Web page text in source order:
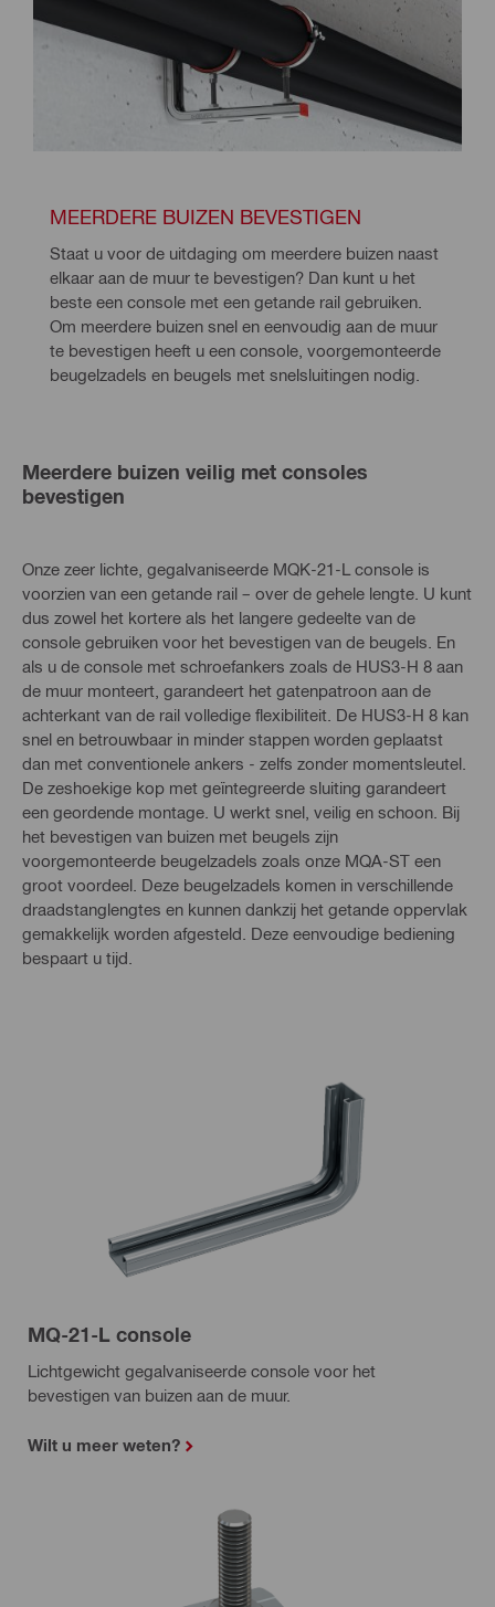
MEERDERE BUIZEN BEVESTIGEN
Staat u voor de uitdaging om meerdere buizen naast
elkaar aan de muur te bevestigen? Dan kunt u het
beste een console met een getande rail gebruiken.
Om meerdere buizen snel en eenvoudig aan de muur
te bevestigen heeft u een console, voorgemonteerde
beugelzadels en beugels met snelsluitingen nodig.
Meerdere buizen veilig met consoles
bevestigen
Onze zeer lichte, gegalvaniseerde MQK-21-L console is
voorzien van een getande rail – over de gehele lengte. U kunt
dus zowel het kortere als het langere gedeelte van de
console gebruiken voor het bevestigen van de beugels. En
als u de console met schroefankers zoals de HUS3-H 8 aan
de muur monteert, garandeert het gatenpatroon aan de
achterkant van de rail volledige flexibiliteit. De HUS3-H 8 kan
snel en betrouwbaar in minder stappen worden geplaatst
dan met conventionele ankers - zelfs zonder momentsleutel.
De zeshoekige kop met geïntegreerde sluiting garandeert
een geordende montage. U werkt snel, veilig en schoon. Bij
het bevestigen van buizen met beugels zijn
voorgemonteerde beugelzadels zoals onze MQA-ST een
groot voordeel. Deze beugelzadels komen in verschillende
draadstanglengtes en kunnen dankzij het getande oppervlak
gemakkelijk worden afgesteld. Deze eenvoudige bediening
bespaart u tijd.
MQ-21-L console
Lichtgewicht gegalvaniseerde console voor het
bevestigen van buizen aan de muur.
Wilt u meer weten?